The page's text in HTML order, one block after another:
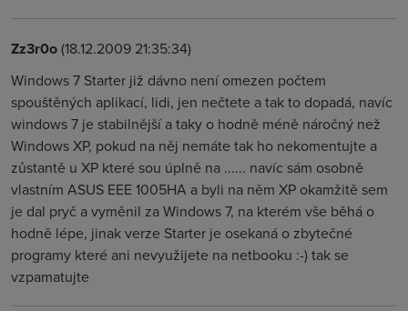
Zz3r0o(18.12.2009 21:35:34)
Windows 7 Starter již dávno není omezen počtem
spouštěných aplikací, lidi, jen nečtete a tak to dopadá, navíc
windows 7 je stabilnější a taky o hodně méně náročný než
Windows XP, pokud na něj nemáte tak ho nekomentujte a
zůstantě u XP které sou úplně na ...... navíc sám osobně
vlastním ASUS EEE 1005HA a byli na něm XP okamžitě sem
je dal pryč a vyměnil za Windows 7, na kterém vše běhá o
hodně lépe, jinak verze Starter je osekaná o zbytečné
programy které ani nevyužijete na netbooku :-) tak se
vzpamatujte